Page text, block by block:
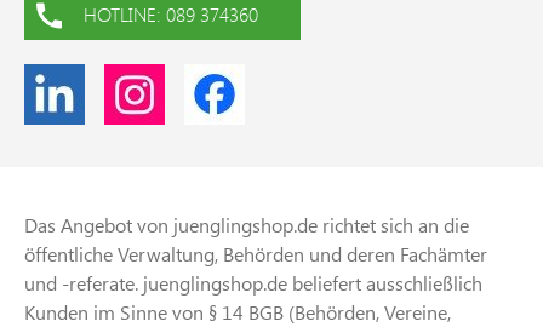
HOTLINE: 089 374360
Das Angebot von juenglingshop.de richtet sich an die
öffentliche Verwaltung, Behörden und deren Fachämter
und -referate. juenglingshop.de beliefert ausschließlich
Kunden im Sinne von § 14 BGB (Behörden, Vereine,